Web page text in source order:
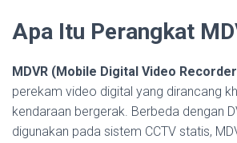
Apa Itu Perangkat
MDVR (Mobile Digital Video
perekam video digital yang dirancang
kendaraan bergerak. Berbeda dengan
digunakan pada sistem CCTV statis,